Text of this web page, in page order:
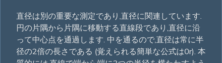
直径は別の重要な測定であり,直径に関連しています.
円の片隅から片隅に移動する直線段であり,直径に沿
って中心点を通過します. 中を通るので,直径は常に半
径の2倍の長さである (覚えられる簡単な公式は0r). 本